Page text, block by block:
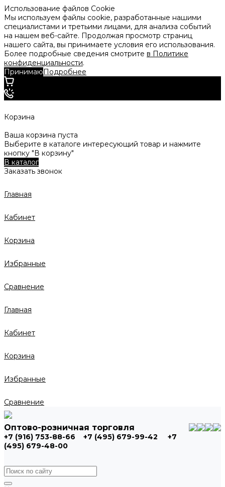
Использование файлов Cookie
Мы используем файлы cookie, разработанные нашими
специалистами и третьими лицами, для анализа событий
на нашем веб-сайте. Продолжая просмотр страниц
нашего сайта, вы принимаете условия его использования.
Более подробные сведения смотрите в Политике
конфиденциальности.
ПринимаюПодробнее
Корзина
Ваша корзина пуста
Выберите в каталоге интересующий товар и нажмите
кнопку "В корзину"
В каталог
Заказать звонок
Главная
Кабинет
Корзина
Избранные
Сравнение
Главная
Кабинет
Корзина
Избранные
Сравнение
Оптово-розничная торговля
+7 (916) 753-88-66 +7 (495) 679-99-42
+7
(495) 679-48-00